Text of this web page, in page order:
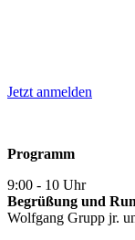
Jetzt anmelden
Programm
9:00 - 10 Uhr
Begrüßung und
Wolfgang Grupp jr.